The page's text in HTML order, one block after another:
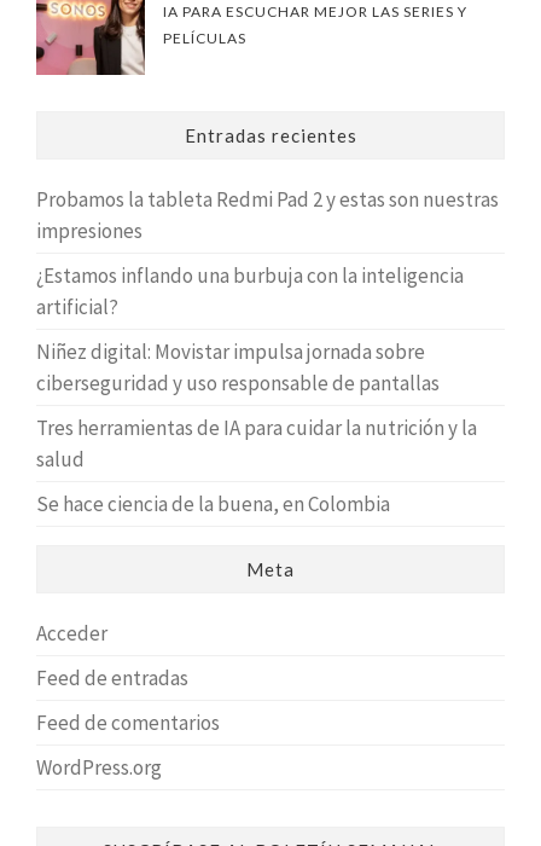
IA PARA ESCUCHAR MEJOR LAS SERIES Y
PELÍCULAS
Entradas recientes
Probamos la tableta Redmi Pad 2 y estas son nuestras
impresiones
¿Estamos inflando una burbuja con la inteligencia
artificial?
Niñez digital: Movistar impulsa jornada sobre
ciberseguridad y uso responsable de pantallas
Tres herramientas de IA para cuidar la nutrición y la
salud
Se hace ciencia de la buena, en Colombia
Meta
Acceder
Feed de entradas
Feed de comentarios
WordPress.org